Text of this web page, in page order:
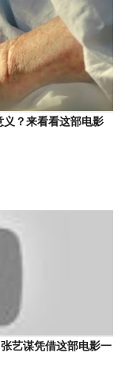
义？来看看这部电影
艺谋凭借这部电影一